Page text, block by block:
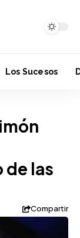
Los Sucesos
de las
Compartir